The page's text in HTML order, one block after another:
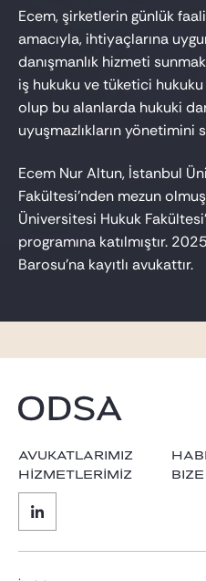
Ecem, şirketlerin günlük
amacıyla, ihtiyaçlarına
danışmanlık hizmeti
iş hukuku ve tüketici
olup bu alanlarda hukuki
uyuşmazlıkların yönetimini
Ecem Nur Altun, İstanbul
Fakültesi’nden mezun
Üniversitesi Hukuk
programına katılmıştır.
Barosu’na kayıtlı avukattır.
AVUKATLARIMIZ
HİZMETLERİMİZ
BIZE